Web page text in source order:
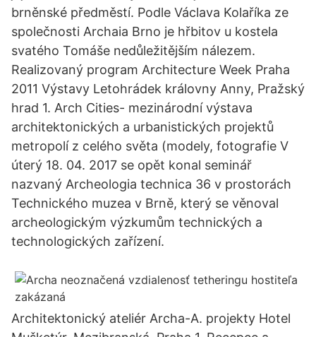
brněnské předměstí. Podle Václava Kolaříka ze
společnosti Archaia Brno je hřbitov u kostela
svatého Tomáše nedůležitějším nálezem.
Realizovaný program Architecture Week Praha
2011 Výstavy Letohrádek královny Anny, Pražský
hrad 1. Arch Cities- mezinárodní výstava
architektonických a urbanistických projektů
metropolí z celého světa (modely, fotografie V
úterý 18. 04. 2017 se opět konal seminář
nazvaný Archeologia technica 36 v prostorách
Technického muzea v Brně, který se věnoval
archeologickým výzkumům technických a
technologických zařízení.
Architektonický ateliér Archa-A. projekty Hotel